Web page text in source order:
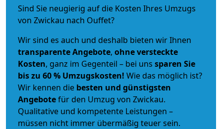
Sind Sie neugierig auf die Kosten Ihres Umzugs
von Zwickau nach Ouffet?
Wir sind es auch und deshalb bieten wir Ihnen
transparente Angebote, ohne versteckte
Kosten, ganz im Gegenteil – bei uns sparen Sie
bis zu 60 % Umzugskosten! Wie das möglich ist?
Wir kennen die besten und günstigsten
Angebotefür den Umzug von Zwickau.
Qualitative und kompetente Leistungen –
müssen nicht immer übermäßig teuer sein.